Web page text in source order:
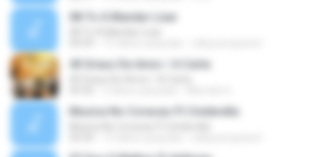
08.To A Mandar Lixar
40 Graus De Amor / A Carta
Musica No Coracao Ft Cinderella